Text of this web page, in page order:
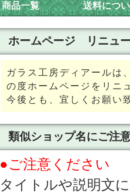
商品一覧 送料につ
ホームページ リニュ
ガラス工房ディアールは
の度ホームページをリニ
今後とも、宜しくお願い
類似ショップ名にご注
●ご注意ください
タイトルや説明文